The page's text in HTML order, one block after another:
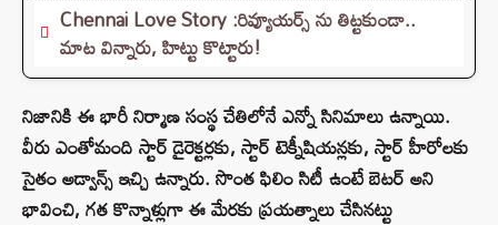
Chennai Love Story :రివ్యూయర్స్ ను తిట్టకుండా..
మాట విన్నారు, హిట్టు కొట్టారు!
నిజానికి ఈ భారీ నిర్మాణ సంస్థ చేతిలోనే ఎన్నో సినిమాలు ఉన్నాయి.
వీరు ఎంతోమంది స్టార్ డైరెక్టర్లకు, స్టార్ టెక్నీషియన్లకు, స్టార్ హీరోలకు
సైతం అడ్వాన్స్ ఇచ్చి ఉన్నారు. సొంత ఫిలిం సిటీ ఉంటే బెటర్ అని
భావించి, గత కొన్నాళ్లుగా ఈ మేరకు ప్రయత్నాలు చేసినట్టు